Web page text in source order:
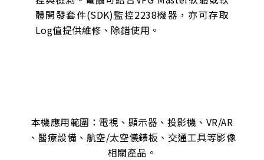
體開發套件(SDK)監控2238機器，亦可存取
Log值提供維修、除錯使用。
本機應用範圍：電視、顯示器、投影機、VR/AR
、醫療設備、航空/太空儀錶板、交通工具等影像
相關產品。